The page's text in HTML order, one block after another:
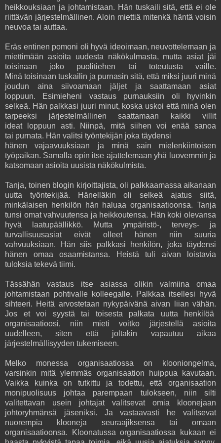
heikkouksiaan ja johtamistaan. Hän tuskaili sitä, että ei ole
riittävän järjestelmällinen. Aloin miettiä mitenkä häntä voisin
neuvoa tai auttaa.
Eräs entinen pomoni oli hyvä ideoimaan, neuvottelemaan ja
miettimään asioita uudesta näkökulmasta, mutta asiat jäi
toisinaan joko puolitiehen tai toteutusta vaille.
Minä toisinaan tuskailin ja purnasin sitä, että miksi juuri minä
joudun aina siivoamaan jäljet ja saattamaan asiat
loppuun. Esimieheni vastaus purnauksiin oli hyvinkin
selkeä. Hän palkkasi juuri minut, koska uskoi että minä olen
tarpeeksi järjestelmällinen saattamaan kaikki villit
ideat loppuun asti. Niinpä, mitä siihen voi enää sanoa
tai purnata. Hän valitsi työntekijän joka täydensi
hänen vajaavuuksiaan ja minä sain mielenkiintoisen
työpaikan. Samalla opin itse ajattelemaan yhä luovemmin ja
katsomaan asioita uusista näkökulmista.
Tanja, toinen blogin kirjoittajista, oli palkkaamassa aikanaan
uutta työntekijää. Hänelläkin oli selkeä ajatus siitä,
minkälaisen henkilön hän haluaa organisaatioonsa. Tanja
tunsi omat vahvuutensa ja heikkoutensa. Hän koki olevansa
hyvä laatupäällikkö. Mutta ympäristö-, terveys- ja
turvallisuusasiat eivät olleet hänen niin suuria
vahvuuksiaan. Hän siis palkkasi henkilön, joka täydensi
hänen omaa osaamistansa. Heistä tuli aivan loistavia
tuloksia tekevä tiimi.
Tässähän vastaus itse asiassa olikin valmiina omaa
johtamistaan pohtivalle kolleegalle. Palkkaa itsellesi hyvä
sihteeri. Heitä arvostetaan nykypäivänä aivan liian vähän.
Jos et voi syystä tai toisesta palkata uutta henkilöä
organisaatioosi, niin mieti voitko järjestellä asioita
uudelleen, siten että joltakin vapautuu aikaa
järjestelmällisyyden tukemiseen.
Melko monessa organisaatiossa on klooniongelma,
varsinkin mitä ylemmäs organisaation huippua kavutaan.
Vaikka kuinka on tutkittu ja todettu, että organisaation
monipuolisuus johtaa parempaan tulokseen, niin silti
valitettavan usein johtajat valitsevat omia kloonejaan
johtoryhmänsä jäseniksi. Ja vastaavasti he valitsevat
nuorempia klooneja seuraajiksensa tai omaan
organisaatioonsa. Kloonatussa organisaatiossa kukaan ei